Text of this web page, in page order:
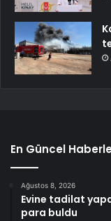
En Güncel
Ağustos 8, 2026
Evine tadilat
para buldu